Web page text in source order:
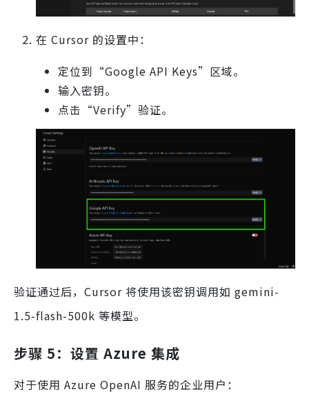
在 Cursor 的设置中：
定位到“Google API Keys”区域。
输入密钥。
点击“Verify”验证。
验证通过后，Cursor 将使用该密钥调用如 gemini-
1.5-flash-500k 等模型。
步骤 5：设置 Azure 集成
对于使用 Azure OpenAI 服务的企业用户：